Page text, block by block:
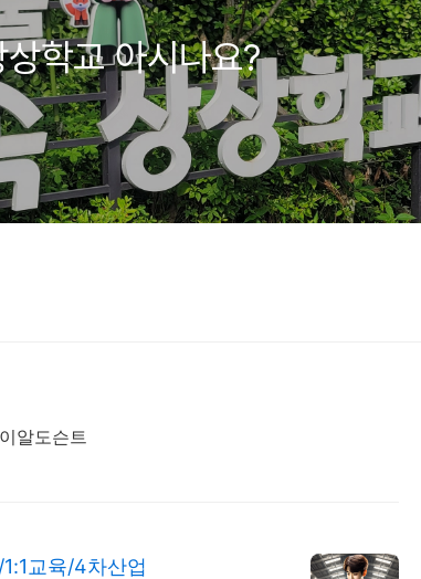
학교 아시나요?
알도슨트
교육/4차산업